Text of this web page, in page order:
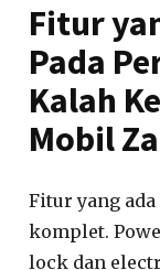
Fitur
Pada
Kalah
Mobil
Fitur yang
komplet.
lock dan